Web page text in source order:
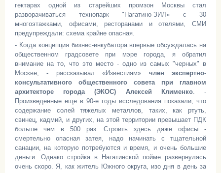
гектарах одной из старейших промзон Москвы стал
разворачиваться технопарк "Нагатино-ЗИЛ» с 30
многоэтажками, офисами, ресторанами и отелями, СМИ
предупреждали: схема крайне опасная.
- Когда концепция бизнес-инкубатора впервые обсуждалась на
общественном градсовете при мэре города, я обратил
внимание на то, что это место - одно из самых "черных" в
Москве, - рассказывал «Известиям» член экспертно-
консультативного общественного совета при главном
архитекторе города (ЭКОС) Алексей Клименко. -
Произведенные еще в 90-е годы исследования показали, что
содержание солей тяжелых металлов, таких, как ртуть,
свинец, кадмий, и других, на этой территории превышает ПДК
больше чем в 500 раз. Строить здесь даже офисы -
смертельно опасная затея, надо начинать с тщательной
санации, на которую потребуются и время, и очень большие
деньги. Однако стройка в Нагатинской пойме развернулась
очень скоро. Я, как житель Южного округа, изо дня в день за